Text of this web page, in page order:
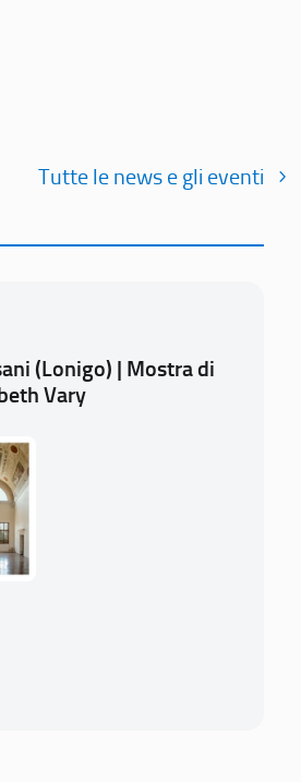
Tutte le news e gli eventi
(Lonigo) | Mostra di
Vary